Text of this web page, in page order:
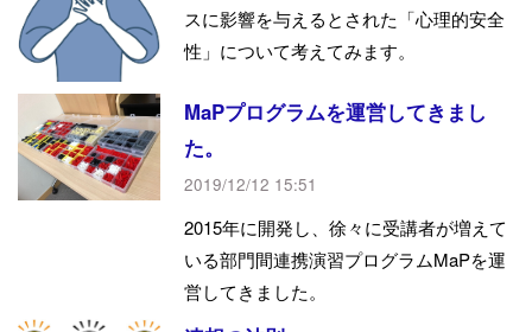
スに影響を与えるとされた「心理的安全
性」について考えてみます。
MaPプログラムを運営してきまし
た。
2019/12/12 15:51
2015年に開発し、徐々に受講者が増えて
いる部門間連携演習プログラムMaPを運
営してきました。